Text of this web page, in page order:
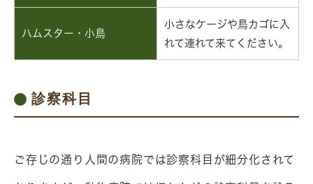
ハムスター・小鳥
小さなケージや鳥カゴに入
れて連れて来てください。
診察科目
ご存じの通り人間の病院では診察科目が細分化されて